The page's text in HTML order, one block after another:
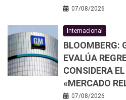
07/08/2026
Internacional
BLOOMBERG:
EVALÚA
CONSIDERA
«MERCADO
07/08/2026